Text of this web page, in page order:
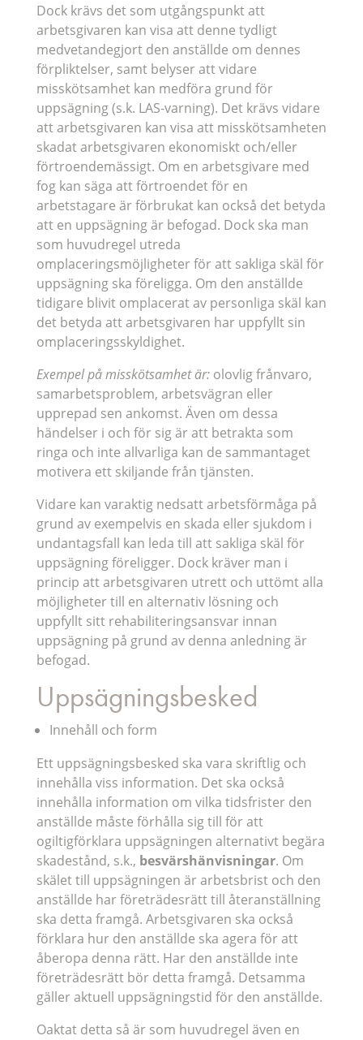
Dock krävs det som utgångspunkt att
arbetsgivaren kan visa att denne tydligt
medvetandegjort den anställde om dennes
förpliktelser, samt belyser att vidare
misskötsamhet kan medföra grund för
uppsägning (s.k. LAS-varning). Det krävs vidare
att arbetsgivaren kan visa att misskötsamheten
skadat arbetsgivaren ekonomiskt och/eller
förtroendemässigt. Om en arbetsgivare med
fog kan säga att förtroendet för en
arbetstagare är förbrukat kan också det betyda
att en uppsägning är befogad. Dock ska man
som huvudregel utreda
omplaceringsmöjligheter för att sakliga skäl för
uppsägning ska föreligga. Om den anställde
tidigare blivit omplacerat av personliga skäl kan
det betyda att arbetsgivaren har uppfyllt sin
omplaceringsskyldighet.
Exempel på misskötsamhet är:olovlig frånvaro,
samarbetsproblem, arbetsvägran eller
upprepad sen ankomst. Även om dessa
händelser i och för sig är att betrakta som
ringa och inte allvarliga kan de sammantaget
motivera ett skiljande från tjänsten.
Vidare kan varaktig nedsatt arbetsförmåga på
grund av exempelvis en skada eller sjukdom i
undantagsfall kan leda till att sakliga skäl för
uppsägning föreligger. Dock kräver man i
princip att arbetsgivaren utrett och uttömt alla
möjligheter till en alternativ lösning och
uppfyllt sitt rehabiliteringsansvar innan
uppsägning på grund av denna anledning är
befogad.
Uppsägningsbesked
Innehåll och form
Ett uppsägningsbesked ska vara skriftlig och
innehålla viss information. Det ska också
innehålla information om vilka tidsfrister den
anställde måste förhålla sig till för att
ogiltigförklara uppsägningen alternativt begära
skadestånd, s.k., besvärshänvisningar. Om
skälet till uppsägningen är arbetsbrist och den
anställde har företrädesrätt till återanställning
ska detta framgå. Arbetsgivaren ska också
förklara hur den anställde ska agera för att
åberopa denna rätt. Har den anställde inte
företrädesrätt bör detta framgå. Detsamma
gäller aktuell uppsägningstid för den anställde.
Oaktat detta så är som huvudregel även en